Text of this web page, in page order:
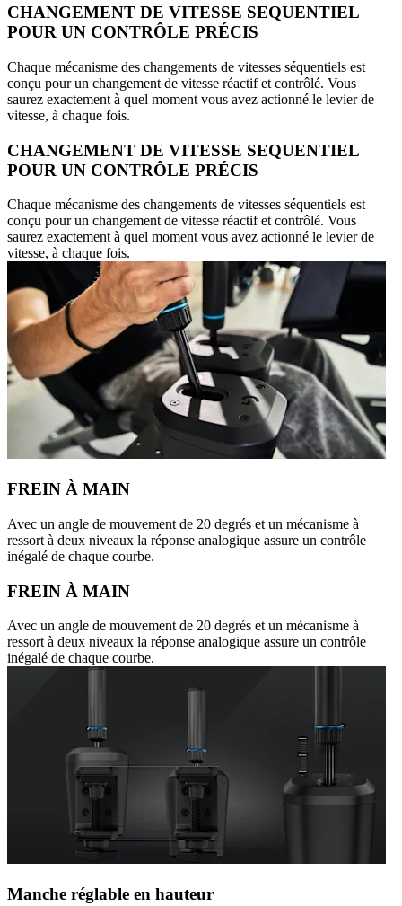
CHANGEMENT DE VITESSE SEQUENTIEL
POUR UN CONTRÔLE PRÉCIS
Chaque mécanisme des changements de vitesses séquentiels est
conçu pour un changement de vitesse réactif et contrôlé. Vous
saurez exactement à quel moment vous avez actionné le levier de
vitesse, à chaque fois.
CHANGEMENT DE VITESSE SEQUENTIEL
POUR UN CONTRÔLE PRÉCIS
Chaque mécanisme des changements de vitesses séquentiels est
conçu pour un changement de vitesse réactif et contrôlé. Vous
saurez exactement à quel moment vous avez actionné le levier de
vitesse, à chaque fois.
FREIN À MAIN
Avec un angle de mouvement de 20 degrés et un mécanisme à
ressort à deux niveaux la réponse analogique assure un contrôle
inégalé de chaque courbe.
FREIN À MAIN
Avec un angle de mouvement de 20 degrés et un mécanisme à
ressort à deux niveaux la réponse analogique assure un contrôle
inégalé de chaque courbe.
Manche réglable en hauteur